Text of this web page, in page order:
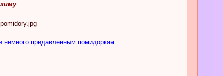
немного придавленным помидоркам.